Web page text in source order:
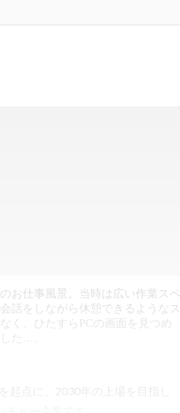
色の経歴とマーケティングに
は。
お仕事風景。当時は広い作業スペ
話をしながら休憩できるようなス
く、ひたすらPCの画面を見つめ
た…。
起点に、2030年の上場を目指し